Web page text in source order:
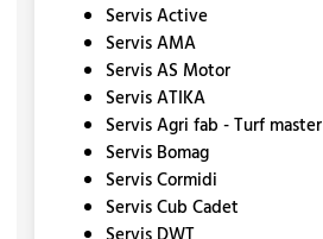
Servis Active
Servis AMA
Servis AS Motor
Servis ATIKA
Servis Agri fab - Turf master
Servis Bomag
Servis Cormidi
Servis Cub Cadet